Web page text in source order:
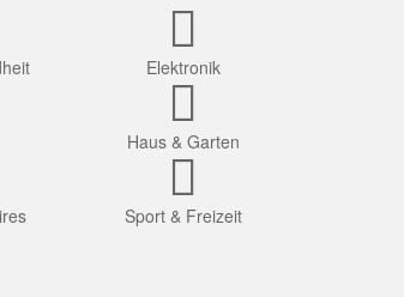
Elektronik
Haus & Garten
Sport & Freizeit